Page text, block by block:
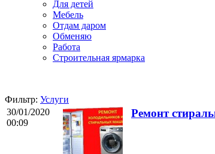
Для детей
Мебель
Отдам даром
Обменяю
Работа
Строительная ярмарка
Фильтр: Услуги
30/01/2020
00:09
Ремонт